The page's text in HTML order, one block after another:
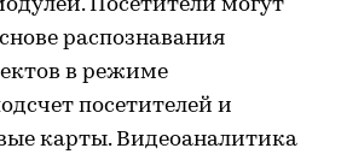
Посетители могут
распознавания
в режиме
посетителей и
карты. Видеоаналитика